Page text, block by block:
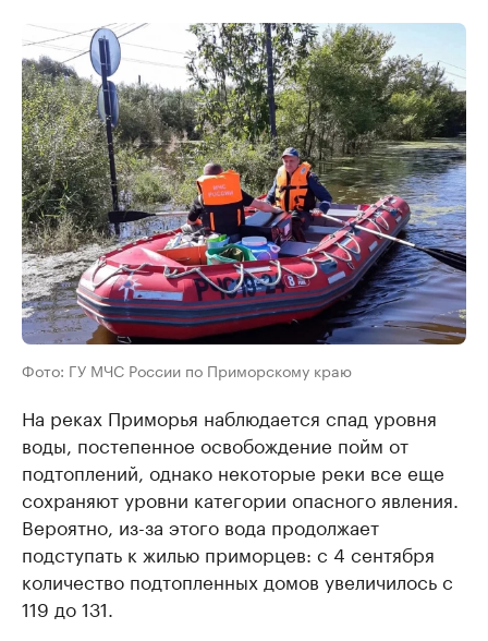
Фото: ГУ МЧС России по Приморскому краю
На реках Приморья наблюдается спад уровня
воды, постепенное освобождение пойм от
подтоплений, однако некоторые реки все еще
сохраняют уровни категории опасного явления.
Вероятно, из-за этого вода продолжает
подступать к жилью приморцев: с 4 сентября
количество подтопленных домов увеличилось с
119 до 131.